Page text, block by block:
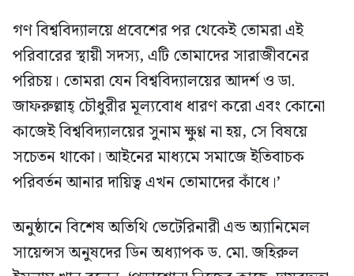
গণ বিশ্ববিদ্যালয়ে প্রবেশের পর থেকেই তোমরা এই
পরিবারের স্থায়ী সদস্য, এটি তোমাদের সারাজীবনের
পরিচয়। তোমরা যেন বিশ্ববিদ্যালয়ের আদর্শ ও ডা.
জাফরুল্লাহ্ চৌধুরীর মূল্যবোধ ধারণ করো এবং কোনো
কাজেই বিশ্ববিদ্যালয়ের সুনাম ক্ষুণ্ণ না হয়, সে বিষয়ে
সচেতন থাকো। আইনের মাধ্যমে সমাজে ইতিবাচক
পরিবর্তন আনার দায়িত্ব এখন তোমাদের কাঁধে।’
অনুষ্ঠানে বিশেষ অতিথি ভেটেরিনারী এন্ড অ্যানিমেল
সায়েন্সস অনুষদের ডিন অধ্যাপক ড. মো. জহিরুল